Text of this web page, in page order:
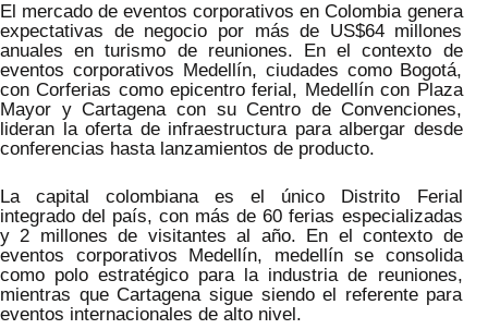
El mercado de eventos corporativos en Colombia genera
expectativas de negocio por más de US$64 millones
anuales en turismo de reuniones. En el contexto de
eventos corporativos Medellín, ciudades como Bogotá,
con Corferias como epicentro ferial, Medellín con Plaza
Mayor y Cartagena con su Centro de Convenciones,
lideran la oferta de infraestructura para albergar desde
conferencias hasta lanzamientos de producto.
La capital colombiana es el único Distrito Ferial
integrado del país, con más de 60 ferias especializadas
y 2 millones de visitantes al año. En el contexto de
eventos corporativos Medellín, medellín se consolida
como polo estratégico para la industria de reuniones,
mientras que Cartagena sigue siendo el referente para
eventos internacionales de alto nivel.